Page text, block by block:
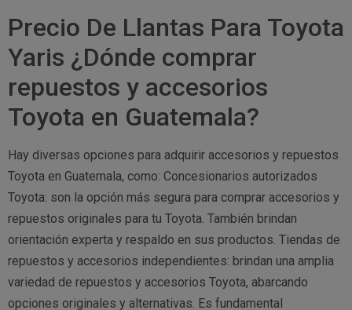
Precio De Llantas Para Toyota
Yaris ¿Dónde comprar
repuestos y accesorios
Toyota en Guatemala?
Hay diversas opciones para adquirir accesorios y repuestos
Toyota en Guatemala, como: Concesionarios autorizados
Toyota: son la opción más segura para comprar accesorios y
repuestos originales para tu Toyota. También brindan
orientación experta y respaldo en sus productos. Tiendas de
repuestos y accesorios independientes: brindan una amplia
variedad de repuestos y accesorios Toyota, abarcando
opciones originales y alternativas. Es fundamental